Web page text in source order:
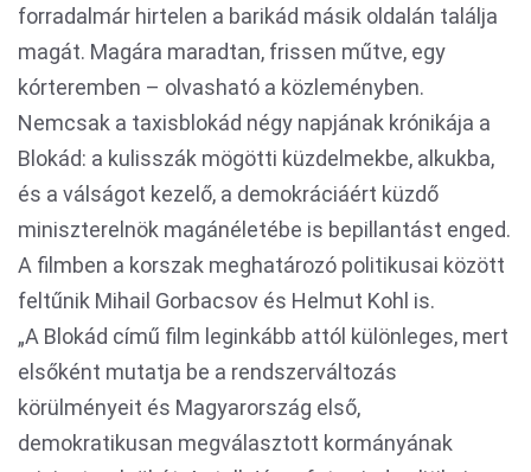
forradalmár hirtelen a barikád másik oldalán találja
magát. Magára maradtan, frissen műtve, egy
kórteremben – olvasható a közleményben.
Nemcsak a taxisblokád négy napjának krónikája a
Blokád: a kulisszák mögötti küzdelmekbe, alkukba,
és a válságot kezelő, a demokráciáért küzdő
miniszterelnök magánéletébe is bepillantást enged.
A filmben a korszak meghatározó politikusai között
feltűnik Mihail Gorbacsov és Helmut Kohl is.
„A Blokád című film leginkább attól különleges, mert
elsőként mutatja be a rendszerváltozás
körülményeit és Magyarország első,
demokratikusan megválasztott kormányának